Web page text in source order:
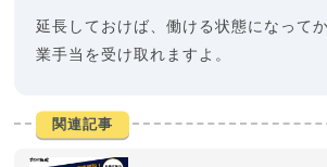
延長しておけば、働ける状態になって
業手当を受け取れますよ。
関連記事